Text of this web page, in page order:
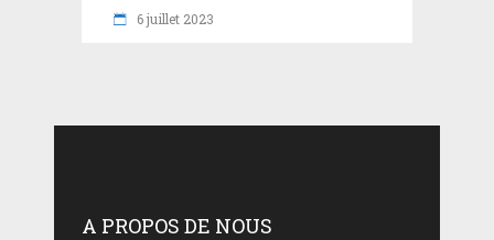
6 juillet 2023
A PROPOS DE NOUS